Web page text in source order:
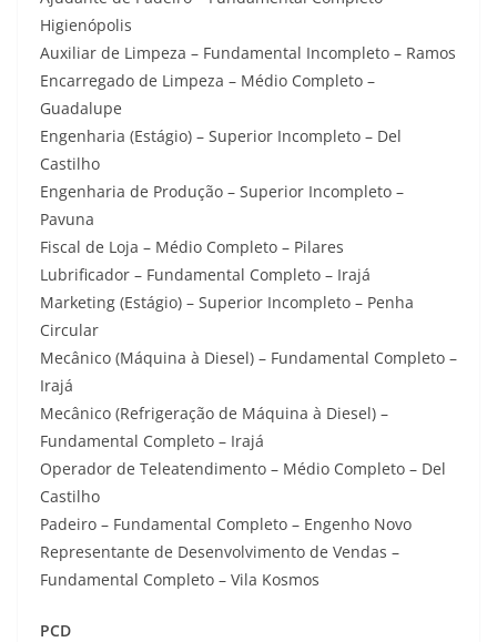
Higienópolis
Auxiliar de Limpeza – Fundamental Incompleto – Ramos
Encarregado de Limpeza – Médio Completo –
Guadalupe
Engenharia (Estágio) – Superior Incompleto – Del
Castilho
Engenharia de Produção – Superior Incompleto –
Pavuna
Fiscal de Loja – Médio Completo – Pilares
Lubrificador – Fundamental Completo – Irajá
Marketing (Estágio) – Superior Incompleto – Penha
Circular
Mecânico (Máquina à Diesel) – Fundamental Completo –
Irajá
Mecânico (Refrigeração de Máquina à Diesel) –
Fundamental Completo – Irajá
Operador de Teleatendimento – Médio Completo – Del
Castilho
Padeiro – Fundamental Completo – Engenho Novo
Representante de Desenvolvimento de Vendas –
Fundamental Completo – Vila Kosmos
PCD